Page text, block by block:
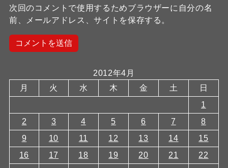
次回のコメントで使用するためブラウザーに自分の名
前、メールアドレス、サイトを保存する。
2012年4月
月
火 水 木 金 土
日
1
2
3 4 5 6 7
8
9
10 11 12 13 14
15
16
17 18 19 20 21
22